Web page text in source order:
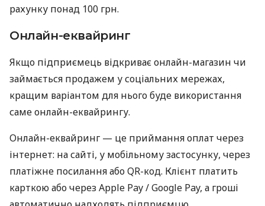
рахунку понад 100 грн.
Онлайн-еквайринг
Якщо підприємець відкриває онлайн-магазин чи
займається продажем у соціальних мережах,
кращим варіантом для нього буде використання
саме онлайн-еквайрингу.
Онлайн-еквайринг — це приймання оплат через
інтернет: на сайті, у мобільному застосунку, через
платіжне посилання або QR-код. Клієнт платить
карткою або через Apple Pay / Google Pay, а гроші